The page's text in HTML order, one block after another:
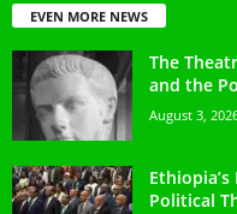
EVEN MORE NEWS
The
and the
August 3,
Political